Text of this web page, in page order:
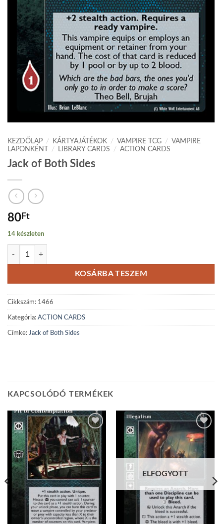
KEZDŐLAP / KÁRTYAJÁTÉKOK / VAMPIRE TCG /
VAMPIRE
LAPONKÉNT
/ LIBRARY CARDS / ACTION CARDS
Jack of Both Sides
80Ft
14 készleten
Jack of Both Sides mennyiség
KOSÁRBA TESZEM
Cikkszám: 1466
Kategória: ACTION CARDS
Címke: Jack of Both Sides
KAPCSOLÓDÓ TERMÉKEK
Add to
wishlist
Add to
wishlist
ELFOGYOTT